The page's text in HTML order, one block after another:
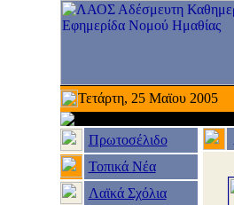
Τετάρτη, 25 Μαϊου 2005
Πρωτοσέλιδο
Τοπικά Νέα
Λαϊκά Σχόλια